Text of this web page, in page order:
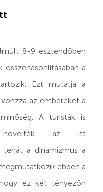
8-9 esztendőben
a
Ezt mutatja a
az embereket a
A turisták is
növelték az itt
tehát a dinamizmus a
ebben a
ez két tényezőn